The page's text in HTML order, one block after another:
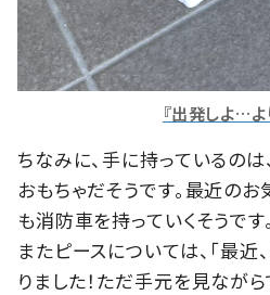
『出発しよ…よ
ちなみに、手に持っているのは
おもちゃだそうです。最近の
も消防車を持っていくそうです。
またピースについては、「最近
りました！ただ手元を見なが